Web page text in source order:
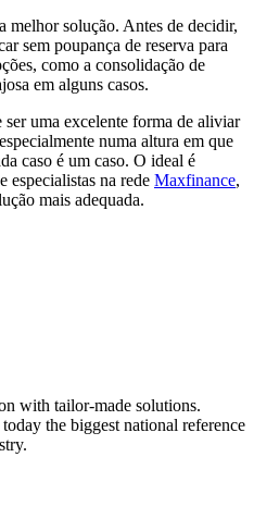
melhor solução. Antes de decidir,
sem poupança de reserva para
como a consolidação de
em alguns casos.
uma excelente forma de aliviar
numa altura em que
caso é um caso. O ideal é
especialistas na rede Maxfinance,
mais adequada.
with tailor-made solutions.
the biggest national reference